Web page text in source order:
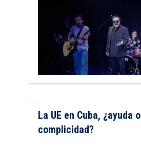
La UE en Cuba, ¿ayuda o
complicidad?